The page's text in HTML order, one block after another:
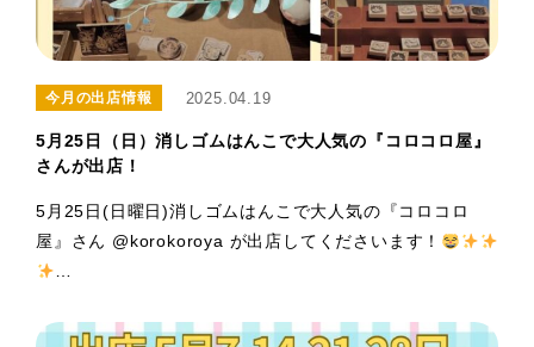
今月の出店情報 2025.04.19
5月25日（日）消しゴムはんこで大人気の『コロコロ屋』
さんが出店！
5月25日(日曜日)消しゴムはんこで大人気の『コロコロ
屋』さん @korokoroya が出店してくださいます！
…